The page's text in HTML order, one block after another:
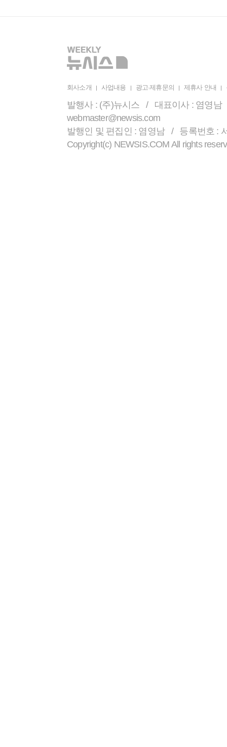
회사소개 사업내용 광고·제휴문의 제휴사 안내
발행사 : (주)뉴시스 / 대표이사 : 염영
webmaster@newsis.com
발행인 및 편집인 : 염영남 / 등록번호 :
Copyright(c) NEWSIS.COM All rights